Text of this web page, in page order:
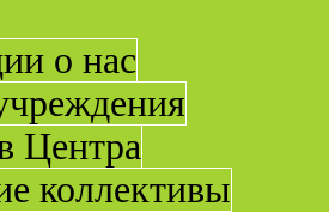
о нас
Центра
коллективы